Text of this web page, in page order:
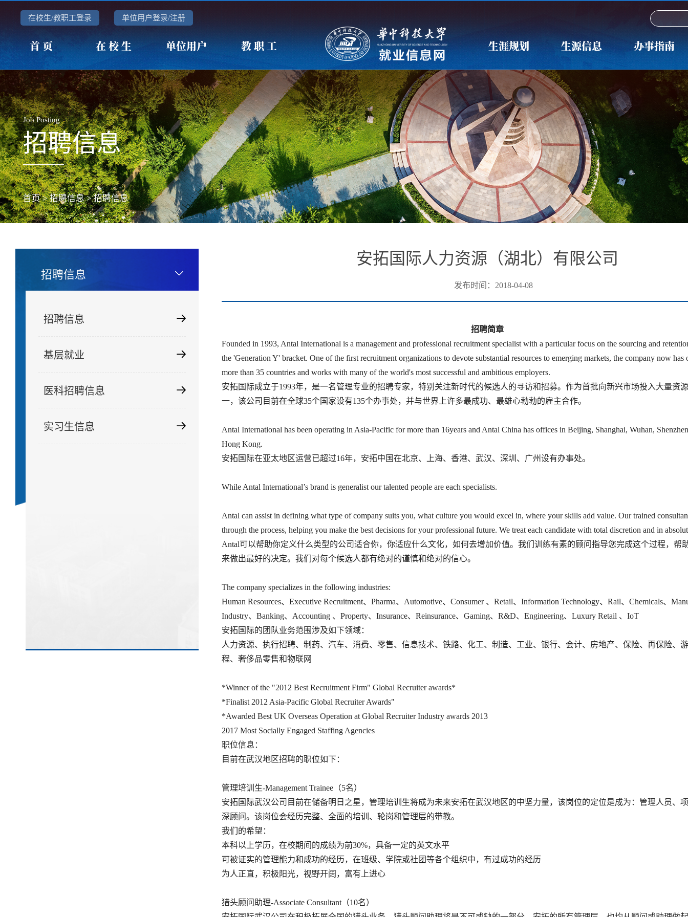
在校生/教职工登录 单位用户登录/注册
首 页 在 校 生 单位用户 教 职 工 生涯规划 生源信息 办事指南
Job Posting
招聘信息
首页>招聘信息>招聘信息
招聘信息
招聘信息
基层就业
医科招聘信息
实习生信息
安拓国际人力资源（湖北）有限公司
发布时间：2018-04-08
招聘简章
Founded in 1993, Antal International is a management and professional recruitment specialist with a particular focus on the sourcing and
the 'Generation Y' bracket. One of the first recruitment organizations to devote substantial resources to emerging markets, the company now
more than 35 countries and works with many of the world's most successful and ambitious employers.
安拓国际成立于1993年，是一名管理专业的招聘专家，特别关注新时代的候选人的寻访和招募。作为首批向新兴市场投入大量资
一，该公司目前在全球35个国家设有135个办事处，并与世界上许多最成功、最雄心勃勃的雇主合作。
Antal International has been operating in Asia-Pacific for more than 16years and Antal China has offices in Beijing, Shanghai, Wuhan,
Hong Kong.
安拓国际在亚太地区运营已超过16年，安拓中国在北京、上海、香港、武汉、深圳、广州设有办事处。
While Antal International’s brand is generalist our talented people are each specialists.
Antal can assist in defining what type of company suits you, what culture you would excel in, where your skills add value. Our trained
through the process, helping you make the best decisions for your professional future. We treat each candidate with total discretion and in
Antal可以帮助你定义什么类型的公司适合你，你适应什么文化，如何去增加价值。我们训练有素的顾问指导您完成这个过程，帮
来做出最好的决定。我们对每个候选人都有绝对的谨慎和绝对的信心。
The company specializes in the following industries:
Human Resources、Executive Recruitment、Pharma、Automotive、Consumer 、Retail、Information Technology、Rail、Chemicals、
Industry、Banking、Accounting 、Property、Insurance、Reinsurance、Gaming、R&D、Engineering、Luxury Retail 、IoT
安拓国际的团队业务范围涉及如下领域：
人力资源、执行招聘、制药、汽车、消费、零售、信息技术、铁路、化工、制造、工业、银行、会计、房地产、保险、再保险、
程、奢侈品零售和物联网
*Winner of the "2012 Best Recruitment Firm" Global Recruiter awards*
*Finalist 2012 Asia-Pacific Global Recruiter Awards"
*Awarded Best UK Overseas Operation at Global Recruiter Industry awards 2013
2017 Most Socially Engaged Staffing Agencies
职位信息：
目前在武汉地区招聘的职位如下：
管理培训生-Management Trainee（5名）
安拓国际武汉公司目前在储备明日之星，管理培训生将成为未来安拓在武汉地区的中坚力量，该岗位的定位是成为：管理人员、
深顾问。该岗位会经历完整、全面的培训、轮岗和管理层的带教。
我们的希望：
本科以上学历，在校期间的成绩为前30%，具备一定的英文水平
可被证实的管理能力和成功的经历，在班级、学院或社团等各个组织中，有过成功的经历
为人正直，积极阳光，视野开阔，富有上进心
猎头顾问助理-Associate Consultant（10名）